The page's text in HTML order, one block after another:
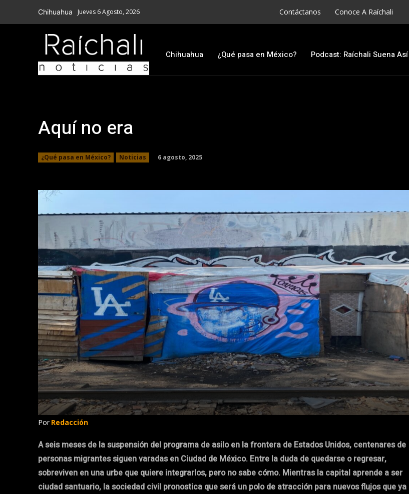
Chihuahua Jueves 6 Agosto, 2026 Contáctanos Conoce A Raíchali
Chihuahua ¿Qué pasa en México? Podcast: Raíchali Suena Así
Aquí no era
¿Qué pasa en México? Noticias 6 agosto, 2025
Por Redacción
A seis meses de la suspensión del programa de asilo en la frontera de Estados Unidos, centenares de
personas migrantes siguen varadas en Ciudad de México. Entre la duda de quedarse o regresar,
sobreviven en una urbe que quiere integrarlos, pero no sabe cómo. Mientras la capital aprende a ser
ciudad santuario, la sociedad civil pronostica que será un polo de atracción para nuevos flujos que ya